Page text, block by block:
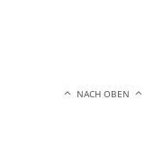
NACH OBEN